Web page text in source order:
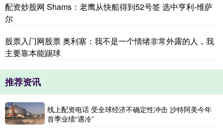
配资炒股网 Shams：老鹰从快船得到52号签 选中亨利-维萨
尔
股票入门网股票 奥利塞：我不是一个情绪非常外露的人，我
主要靠本能踢球
推荐资讯
线上配资电话 受全球经济不确定性冲击 沙特阿美今年
首季业绩“遇冷”